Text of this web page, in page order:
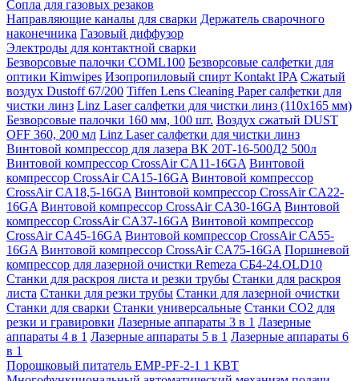
Сопла для газовых резаков
Направляющие каналы для сварки Держатель сварочного
наконечника Газовый диффузор
Электроды для контактной сварки
Безворсовые палочки COML100 Безворсовые салфетки для
оптики Kimwipes Изопропиловый спирт Kontakt IPA Сжатый
воздух Dustoff 67/200 Tiffen Lens Cleaning Paper салфетки для
чистки линз Linz Laser салфетки для чистки линз (110х165 мм)
Безворсовые палочки 160 мм, 100 шт. Воздух сжатый DUST
OFF 360, 200 мл Linz Laser салфетки для чистки линз
Винтовой компрессор для лазера ВК 20Т-16-500Д2 500л
Винтовой компрессор CrossAir CA11-16GA Винтовой
компрессор CrossAir CA15-16GA Винтовой компрессор
CrossAir CA18,5-16GA Винтовой компрессор CrossAir CA22-
16GA Винтовой компрессор CrossAir CA30-16GA Винтовой
компрессор CrossAir CA37-16GA Винтовой компрессор
CrossAir CA45-16GA Винтовой компрессор CrossAir CA55-
16GA Винтовой компрессор CrossAir CA75-16GA Поршневой
компрессор для лазерной очистки Remeza СБ4-24.OLD10
Станки для раскроя листа и резки трубы Станки для раскроя
листа Станки для резки трубы Станки для лазерной очистки
Станки для сварки Станки универсальные Станки СО2 для
резки и гравировки Лазерные аппараты 3 в 1 Лазерные
аппараты 4 в 1 Лазерные аппараты 5 в 1 Лазерные аппараты 6
в 1
Порошковый питатель EMP-PF-2-1 1 КВТ